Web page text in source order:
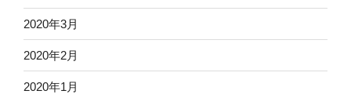
2020年3月
2020年2月
2020年1月